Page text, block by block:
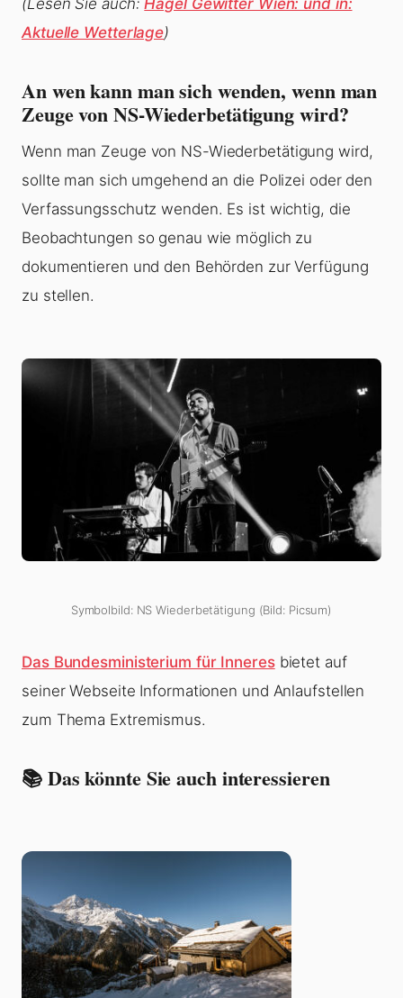
Aktuelle Wetterlage)
An wen kann man sich wenden, wenn man
Zeuge von NS-Wiederbetätigung wird?
Wenn man Zeuge von NS-Wiederbetätigung wird,
sollte man sich umgehend an die Polizei oder den
Verfassungsschutz wenden. Es ist wichtig, die
Beobachtungen so genau wie möglich zu
dokumentieren und den Behörden zur Verfügung
zu stellen.
Symbolbild: NS Wiederbetätigung (Bild: Picsum)
Das Bundesministerium für Inneresbietet auf
seiner Webseite Informationen und Anlaufstellen
zum Thema Extremismus.
📚 Das könnte Sie auch interessieren